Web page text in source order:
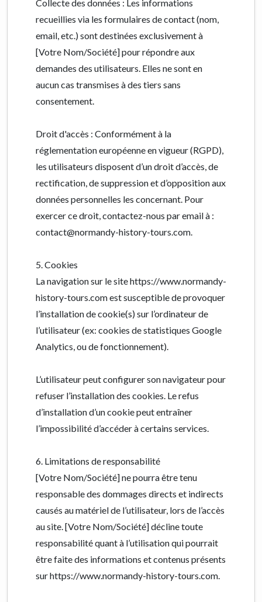
Collecte des données : Les informations
recueillies via les formulaires de contact (nom,
email, etc.) sont destinées exclusivement à
[Votre Nom/Société] pour répondre aux
demandes des utilisateurs. Elles ne sont en
aucun cas transmises à des tiers sans
consentement.
Droit d'accès : Conformément à la
réglementation européenne en vigueur (RGPD),
les utilisateurs disposent d’un droit d’accès, de
rectification, de suppression et d’opposition aux
données personnelles les concernant. Pour
exercer ce droit, contactez-nous par email à :
contact@normandy-history-tours.com.
5. Cookies
La navigation sur le site https://www.normandy-
history-tours.com est susceptible de provoquer
l’installation de cookie(s) sur l’ordinateur de
l’utilisateur (ex: cookies de statistiques Google
Analytics, ou de fonctionnement).
L’utilisateur peut configurer son navigateur pour
refuser l’installation des cookies. Le refus
d’installation d’un cookie peut entraîner
l’impossibilité d’accéder à certains services.
6. Limitations de responsabilité
[Votre Nom/Société] ne pourra être tenu
responsable des dommages directs et indirects
causés au matériel de l’utilisateur, lors de l’accès
au site. [Votre Nom/Société] décline toute
responsabilité quant à l’utilisation qui pourrait
être faite des informations et contenus présents
sur https://www.normandy-history-tours.com.